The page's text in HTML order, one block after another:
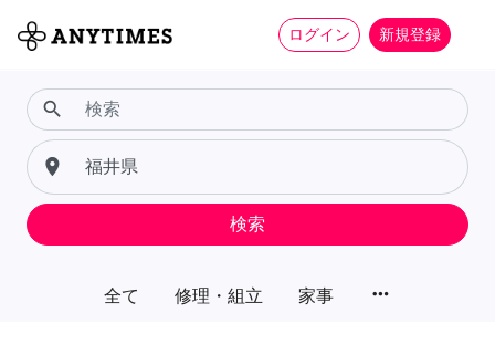
ログイン 新規登録
全て 修理・組立 家事 more_horiz
search
place
検索